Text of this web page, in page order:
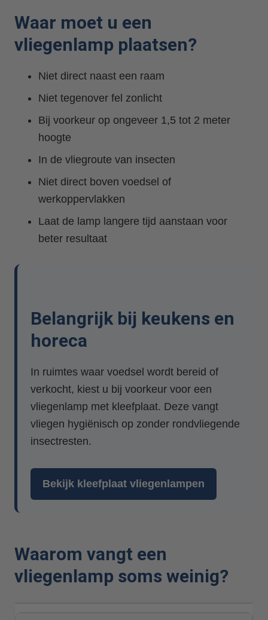
Waar moet u een
vliegenlamp plaatsen?
Niet direct naast een raam
Niet tegenover fel zonlicht
Bij voorkeur op ongeveer 1,5 tot 2 meter
hoogte
In de vliegroute van insecten
Niet direct boven voedsel of
werkoppervlakken
Laat de lamp langere tijd aanstaan voor
beter resultaat
Belangrijk bij keukens en
horeca
In ruimtes waar voedsel wordt bereid of
verkocht, kiest u bij voorkeur voor een
vliegenlamp met kleefplaat. Deze vangt
vliegen hygiënisch op zonder rondvliegende
insectresten.
Bekijk kleefplaat vliegenlampen
Waarom vangt een
vliegenlamp soms weinig?